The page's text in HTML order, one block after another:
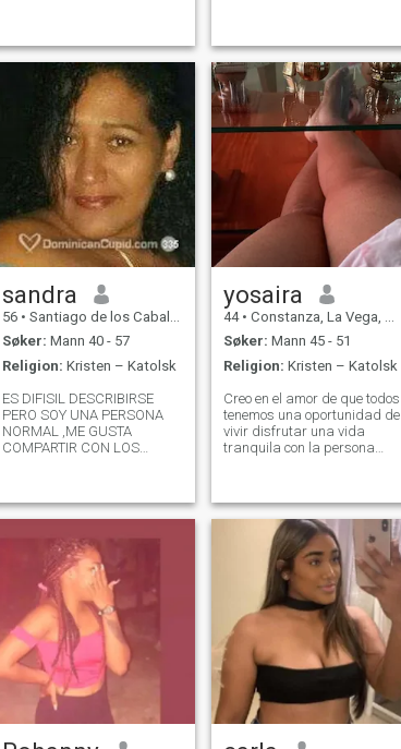
una relación seria con
alguien que tenga afinidad
con mi forma de pe
respeta y te respecto de lo
contrario te bloqueare. me
conside
sandra
56 • Santiago de los Caballeros, Santiago, Den Dominikanske Rep.
Søker: Mann 40 - 57
Religion: Kristen – Katolsk
ES DIFISIL DESCRIBIRSE
PERO SOY UNA PERSONA
NORMAL ,ME GUSTA
COMPARTIR CON LOS
ESCUCHAR MÚSICA ,SOY
DISFRUTO LO QUE AGO LO
DE MAS TE INVITO A QUE LO
yosaira
44 • Constanza, La Vega, Den Dominikanske Rep.
Søker: Mann 45 - 51
Religion: Kristen – Katolsk
Creo en el amor de que todos
tenemos una oportunidad de
vivir disfrutar una vida
tranquila con la persona
video , no estoy en esta
pajina para engañar a
nadie ni que me engañe